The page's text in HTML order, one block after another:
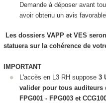
Demande à déposer avant
avoir obtenu un avis
Les dossiers VAPPet VES
statuera sur la cohérence de
IMPORTANT
L'accès en L3 RH suppose 3
valider pour tous auditeurs
FPG001 - FPG003 et